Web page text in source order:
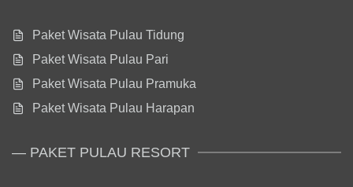
Paket Wisata Pulau Tidung
Paket Wisata Pulau Pari
Paket Wisata Pulau Pramuka
Paket Wisata Pulau Harapan
— PAKET PULAU RESORT